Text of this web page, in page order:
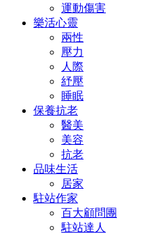
運動傷害
樂活心靈
兩性
壓力
人際
紓壓
睡眠
保養抗老
醫美
美容
抗老
品味生活
居家
駐站作家
百大顧問團
駐站達人